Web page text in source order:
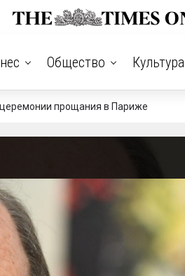
Общество Культура
прощания в Париже